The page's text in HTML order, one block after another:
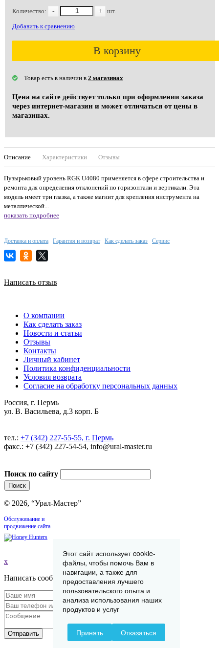
Количество: - + шт.
Добавить к сравнению
В корзину
Товар есть в наличии в 2 магазинах
Цена на сайте действует только при оформлении заказа
через интернет-магазин и может отличаться от цены в
магазинах.
Описание Характеристики Отзывы
Пузырьковый уровень RGK U4080 применяется в сфере строительства и
ремонта для определения отклонений по горизонтали и вертикали. Эта
модель имеет три глазка, а также магнит для крепления инструмента на
металлической...
показать подробнее
Доставка и оплата Гарантия и возврат Как сделать заказ Сервис
Написать отзыв
О компании
Как сделать заказ
Новости и статьи
Отзывы
Контакты
Личный кабинет
Политика конфиденциальности
Условия возврата
Согласие на обработку персональных данных
Россия, г. Пермь
ул. В. Васильева, д.3 корп. Б
тел.: +7 (342) 227-55-55, г. Пермь
факс.: +7 (342) 227-54-54, info@ural-master.ru
Поиск по сайту
© 2026, “Урал-Мастер”
Обслуживание и
продвижение сайта
x
Написать сообщение
Отправить
Этот сайт использует cookie-
файлы, чтобы помочь Вам в
навигации, а также для
предоставления лучшего
пользовательского опыта и
анализа использования наших
продуктов и услуг
Принять Отказаться